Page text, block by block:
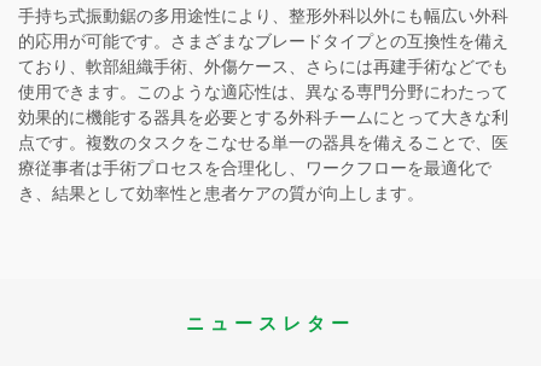
手持ち式振動鋸の多用途性により、整形外科以外にも幅広い外科
的応用が可能です。さまざまなブレードタイプとの互換性を備え
ており、軟部組織手術、外傷ケース、さらには再建手術などでも
使用できます。このような適応性は、異なる専門分野にわたって
効果的に機能する器具を必要とする外科チームにとって大きな利
点です。複数のタスクをこなせる単一の器具を備えることで、医
療従事者は手術プロセスを合理化し、ワークフローを最適化で
き、結果として効率性と患者ケアの質が向上します。
ニュースレター